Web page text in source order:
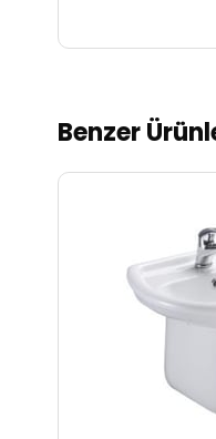
Benzer